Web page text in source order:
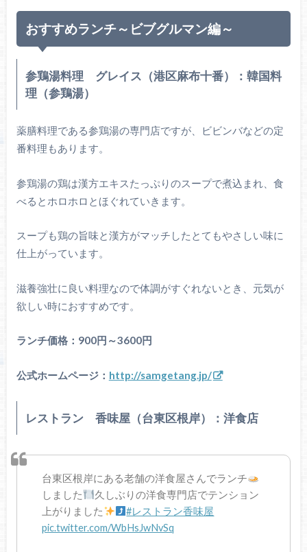
おすすめランチ～ビブグルマン編～
参鶏湯料理 グレイス（港区麻布十番）：韓国料
理（参鶏湯）
薬膳料理である参鶏湯の専門店ですが、ビビンバなどの定
番料理もあります。
参鶏湯の鶏は漢方エキスたっぷりのスープで煮込まれ、食
べるとホロホロとほぐれていきます。
スープも鶏の旨味と漢方がマッチしたとてもやさしい味に
仕上がっています。
滋養強壮に良い料理なので体調がすぐれないとき、元気が
欲しい時におすすめです。
ランチ価格：900円～3600円
公式ホームページ： http://samgetang.jp/
レストラン 香味屋（台東区根岸）：洋食店
台東区根岸にある老舗の洋食屋さんでランチ
しました
久しぶりの洋食専門店でテンション
上がりました
#レストラン香味屋
pic.twitter.com/WbHsJwNvSq